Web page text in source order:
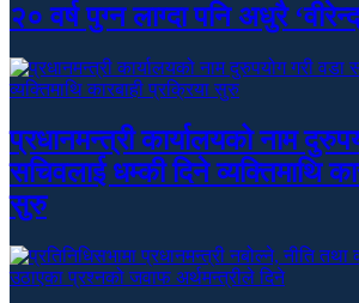
२० वर्ष पुग्न लाग्दा पनि अधुरै
प्रधानमन्त्री कार्यालयको नाम
सचिवलाई धम्की दिने व्यक्तिमाथि
सुरु